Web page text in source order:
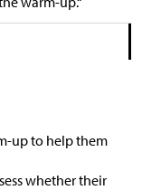
up to help them
whether their